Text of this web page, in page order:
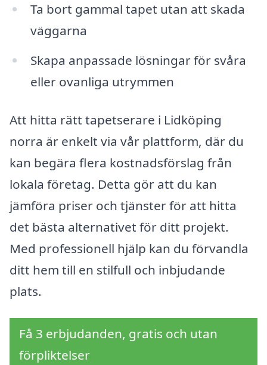
Ta bort gammal tapet utan att skada
väggarna
Skapa anpassade lösningar för svåra
eller ovanliga utrymmen
Att hitta rätt tapetserare i Lidköping
norra är enkelt via vår plattform, där du
kan begära flera kostnadsförslag från
lokala företag. Detta gör att du kan
jämföra priser och tjänster för att hitta
det bästa alternativet för ditt projekt.
Med professionell hjälp kan du förvandla
ditt hem till en stilfull och inbjudande
plats.
Få 3 erbjudanden, gratis och utan
förpliktelser